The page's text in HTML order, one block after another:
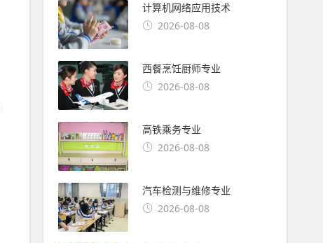
计算机网络应用技术
2026-08-08
西餐烹饪厨师专业
2026-08-08
高铁乘务专业
2026-08-08
汽车检测与维修专业
2026-08-08